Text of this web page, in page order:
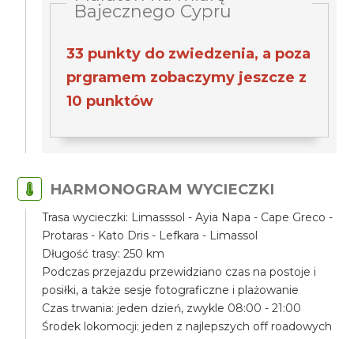
Bajecznego Cypru
33 punkty do zwiedzenia, a poza
prgramem zobaczymy jeszcze z
10 punktów
HARMONOGRAM WYCIECZKI
Trasa wycieczki: Limasssol - Ayia Napa - Cape Greco -
Protaras - Kato Dris - Lefkara - Limassol
Długość trasy: 250 km
Podczas przejazdu przewidziano czas na postoje i
posiłki, a także sesje fotograficzne i plażowanie
Czas trwania: jeden dzień, zwykle 08:00 - 21:00
Środek lokomocji: jeden z najlepszych off roadowych